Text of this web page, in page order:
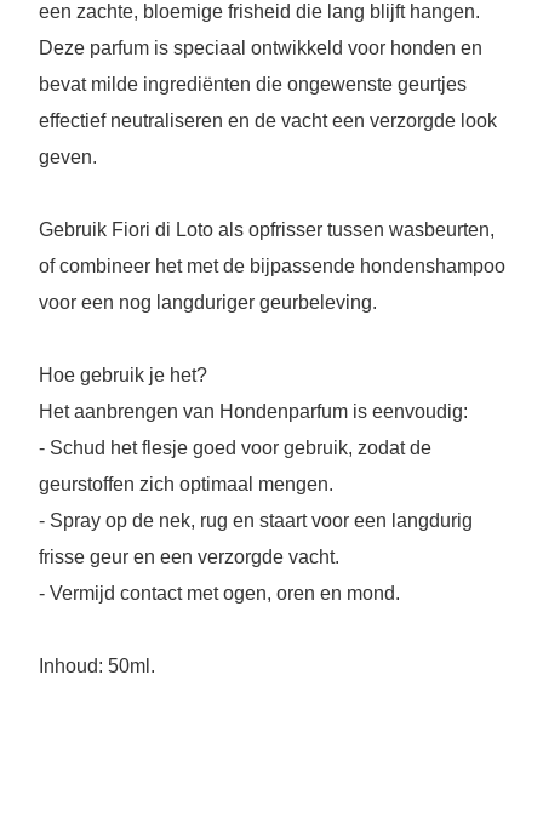
een zachte, bloemige frisheid die lang blijft hangen.
Deze parfum is speciaal ontwikkeld voor honden en
bevat milde ingrediënten die ongewenste geurtjes
effectief neutraliseren en de vacht een verzorgde look
geven.
Gebruik Fiori di Loto als opfrisser tussen wasbeurten,
of combineer het met de bijpassende hondenshampoo
voor een nog langduriger geurbeleving.
Hoe gebruik je het?
Het aanbrengen van Hondenparfum is eenvoudig:
- Schud het flesje goed voor gebruik, zodat de
geurstoffen zich optimaal mengen.
- Spray op de nek, rug en staart voor een langdurig
frisse geur en een verzorgde vacht.
- Vermijd contact met ogen, oren en mond.
Inhoud: 50ml.